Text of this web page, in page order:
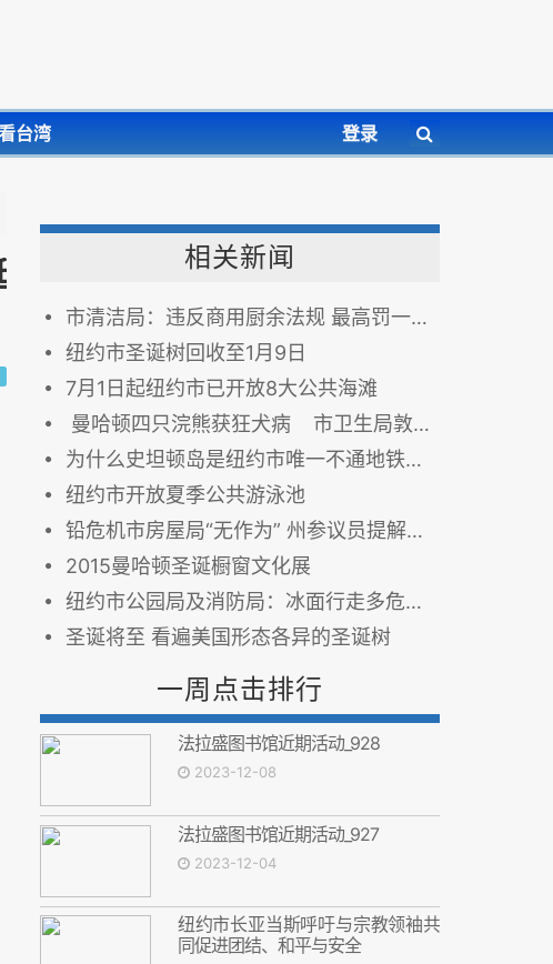
台湾 登录
相关新闻
市清洁局：违反商用厨余法规 最高罚一千美金
纽约市圣诞树回收至1月9日
7月1日起纽约市已开放8大公共海滩
曼哈顿四只浣熊获狂犬病 市卫生局敦促为宠物注射疫苗
为什么史坦顿岛是纽约市唯一不通地铁的区？
纽约市开放夏季公共游泳池
铅危机市房屋局“无作为” 州参议员提解决方案
2015曼哈顿圣诞橱窗文化展
纽约市公园局及消防局：冰面行走多危险(图)
圣诞将至 看遍美国形态各异的圣诞树
一周点击排行
法拉盛图书馆近期活动_928
2023-12-08
法拉盛图书馆近期活动_927
2023-12-04
纽约市长亚当斯呼吁与宗教领袖共
同促进团结、和平与安全